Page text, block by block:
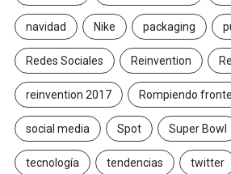
navidad Nike packaging
Redes Sociales Reinvention
reinvention 2017 Rompiendo
social media Spot Super Bowl
tecnología tendencias twitter